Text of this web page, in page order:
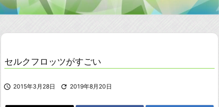
セルクフロッツがすごい
 2015年3月28日  2019年8月20日